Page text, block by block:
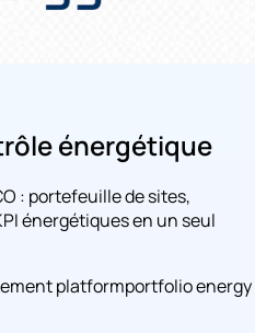
énergétique
: portefeuille de sites,
énergétiques en un seul
platformportfolio energy